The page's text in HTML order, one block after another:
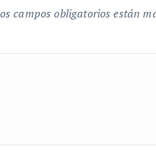
campos obligatorios están